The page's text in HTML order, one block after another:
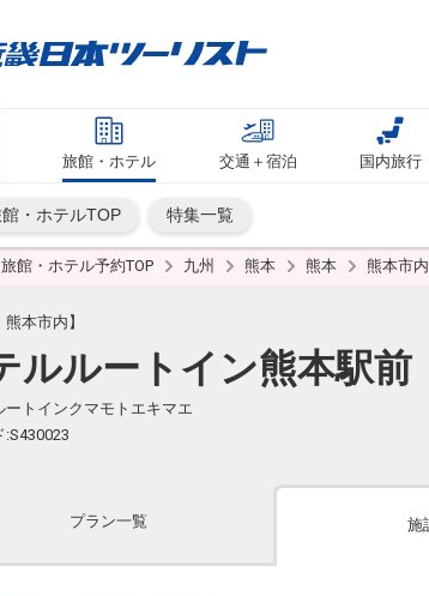
旅館・ホテル 交通＋宿泊 国内旅行
・ホテルTOP 特集一覧
旅館・ホテル予約TOP 九州 熊本 熊本 熊本市内
本市内】
ルルートイン熊本駅前
ートインクマモトエキマエ
プラン一覧 施